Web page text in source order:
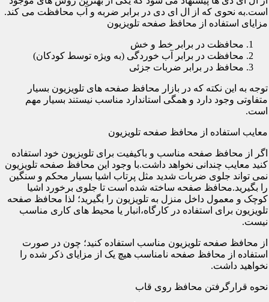
است.به نحوی که از ال ای دی در برابر ضربه و آب محافظت می کند.
مزایای استفاده از محافظ صفحه تلویزیون
محافظت در برابر خط و خش
محافظت در برابر آب خوردگی (به ویژه توسط کودکان)
محافظ در برابر ضربات جزئی
توجه به این نکته که در بازار محافظ صفحه های تلویزیون بسیار
متفاوتی وجود دارد و همگی استاندارد مناسب نیستند بسیار مهم
است.
معایب استفاده از محافظ صفحه تلویزیون
اگر از محافظ صفحه مناسب و باکیفیت برای تلویزیون خود استفاده
کنید معایب چندانی نخواهد داشت.با وجود این محافظ صفحه تلویزیون
نمی تواند جلوی ضربات شدید مثل پرتاب اشیا بسیار محکم و سنگین
را بگیرید.محافظ صفحه ساخته شده است تا جلوی برخورد اشیا
کوچک و معمول داخل منزل به تلویزیون را بگیرید؛ لذا محافظ صفحه
تلویزیون برای استفاده در کارگاه،انبار یا محیط های کاری مناسب
نیست.
از محافظ صفحه تلویزیون مناسب استفاده کنید؛ چون در صورت
استفاده از محافظ صفحه نامناسب هیچ یک از مزایای ذکر شده را
نخواهید داشت.
نحوه قرارگرفتن محافظ روی قاب